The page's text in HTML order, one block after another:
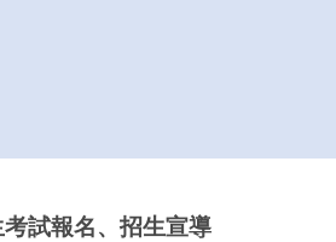
試報名、招生宣導